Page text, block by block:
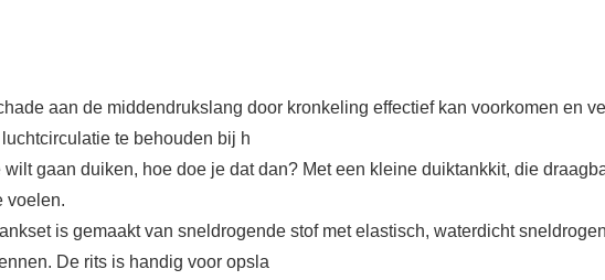
aan de middendrukslang door kronkeling effectief kan voorkomen en
te behouden bij h
gaan duiken, hoe doe je dat dan? Met een kleine duiktankkit, die
voelen.
is gemaakt van sneldrogende stof met elastisch, waterdicht
De rits is handig voor opsla